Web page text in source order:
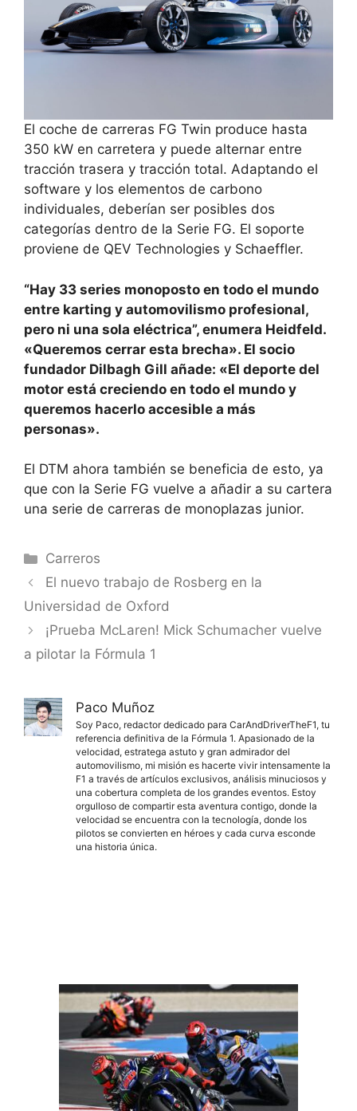
El coche de carreras FG Twin produce hasta
350 kW en carretera y puede alternar entre
tracción trasera y tracción total. Adaptando el
software y los elementos de carbono
individuales, deberían ser posibles dos
categorías dentro de la Serie FG. El soporte
proviene de QEV Technologies y Schaeffler.
“Hay 33 series monoposto en todo el mundo
entre karting y automovilismo profesional,
pero ni una sola eléctrica”, enumera Heidfeld.
«Queremos cerrar esta brecha». El socio
fundador Dilbagh Gill añade: «El deporte del
motor está creciendo en todo el mundo y
queremos hacerlo accesible a más
personas».
El DTM ahora también se beneficia de esto, ya
que con la Serie FG vuelve a añadir a su cartera
una serie de carreras de monoplazas junior.
Categorías
Carreros
El nuevo trabajo de Rosberg en la
Universidad de Oxford
¡Prueba McLaren! Mick Schumacher vuelve
a pilotar la Fórmula 1
Paco Muñoz
Soy Paco, redactor dedicado para CarAndDriverTheF1, tu
referencia definitiva de la Fórmula 1. Apasionado de la
velocidad, estratega astuto y gran admirador del
automovilismo, mi misión es hacerte vivir intensamente la
F1 a través de artículos exclusivos, análisis minuciosos y
una cobertura completa de los grandes eventos. Estoy
orgulloso de compartir esta aventura contigo, donde la
velocidad se encuentra con la tecnología, donde los
pilotos se convierten en héroes y cada curva esconde
una historia única.